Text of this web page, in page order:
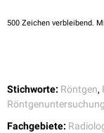
Belichtung: 70-80 kVp
500 Zeichen verbleibend.
Stichworte: Röntgen,
Röntgenuntersuchung
Fachgebiete: